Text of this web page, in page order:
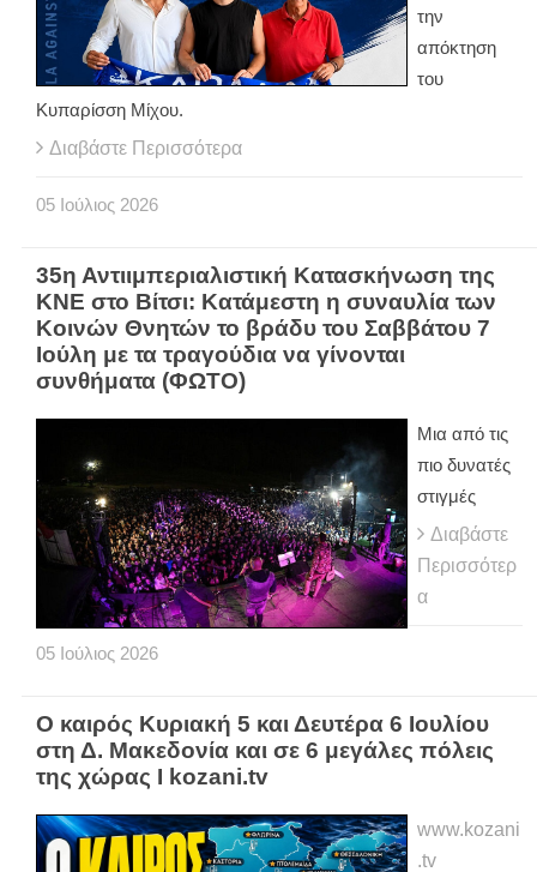
την
απόκτηση
του
Κυπαρίσση Μίχου.
Διαβάστε Περισσότερα
05 Ιούλιος 2026
35η Αντιιμπεριαλιστική Κατασκήνωση της
ΚΝΕ στο Βίτσι: Κατάμεστη η συναυλία των
Κοινών Θνητών το βράδυ του Σαββάτου 7
Ιούλη με τα τραγούδια να γίνονται
συνθήματα (ΦΩΤΟ)
Μια από τις
πιο δυνατές
στιγμές
Διαβάστε
Περισσότερ
α
05 Ιούλιος 2026
Ο καιρός Κυριακή 5 και Δευτέρα 6 Ιουλίου
στη Δ. Μακεδονία και σε 6 μεγάλες πόλεις
της χώρας Ι kozani.tv
www.kozani
.tv